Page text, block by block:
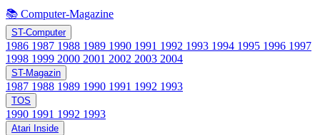
📚 Computer-Magazine
ST-Computer
1986 1987 1988 1989 1990 1991 1992 1993 1994 1995 1996 1997
1998 1999 2000 2001 2002 2003 2004
ST-Magazin
1987 1988 1989 1990 1991 1992 1993
TOS
1990 1991 1992 1993
Atari Inside